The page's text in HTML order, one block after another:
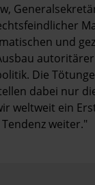
und
Die
dabei nur
weltweit ein
weiter."